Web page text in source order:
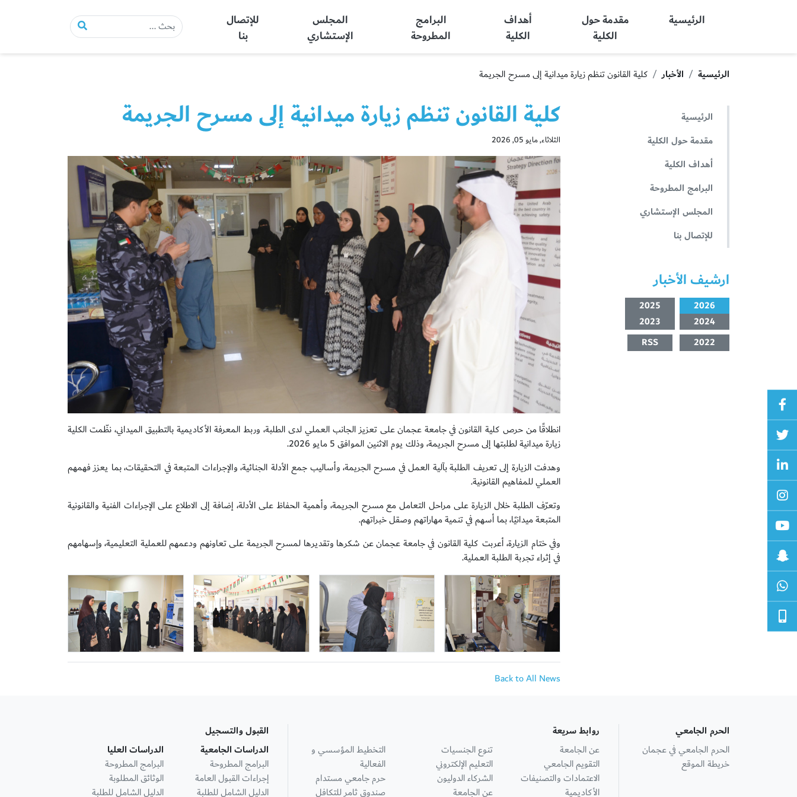
Ajman University
الرئيسية
مقدمة حول
الكلية
أهداف
الكلية
البرامج
المطروحة
المجلس
الإستشاري
للإتصال
بنا
الرئيسية الأخبار كلية القانون تنظم زيارة ميدانية إلى مسرح الجريمة
الرئيسية
مقدمة حول الكلية
أهداف الكلية
البرامج المطروحة
المجلس الإستشاري
للإتصال بنا
ارشيف الأخبار
2026
2025
2024
2023
2022
RSS
كلية القانون تنظم زيارة ميدانية إلى مسرح الجريمة
الثلاثاء, مايو 05, 2026
انطلاقًا من حرص كلية القانون في جامعة عجمان على تعزيز الجانب العملي لدى الطلبة، وربط المعرفة الأكاديمية بالتطبيق الميداني، نظّمت الكلية
زيارة ميدانية لطلبتها إلى مسرح الجريمة، وذلك يوم الاثنين الموافق 5 مايو 2026.
وهدفت الزيارة إلى تعريف الطلبة بآلية العمل في مسرح الجريمة، وأساليب جمع الأدلة الجنائية، والإجراءات المتبعة في التحقيقات، بما يعزز فهمهم
العملي للمفاهيم القانونية.
وتعرّف الطلبة خلال الزيارة على مراحل التعامل مع مسرح الجريمة، وأهمية الحفاظ على الأدلة، إضافة إلى الاطلاع على الإجراءات الفنية والقانونية
المتبعة ميدانيًا، بما أسهم في تنمية مهاراتهم وصقل خبراتهم.
وفي ختام الزيارة، أعربت كلية القانون في جامعة عجمان عن شكرها وتقديرها لمسرح الجريمة على تعاونهم ودعمهم للعملية التعليمية، وإسهامهم
في إثراء تجربة الطلبة العملية.
Back to All News
الحرم الجامعي
الحرم الجامعي في عجمان
خريطة الموقع
روابط سريعة
عن الجامعة
التقويم الجامعي
الاعتمادات والتصنيفات
الأكاديمية
تنوع الجنسيات
التعليم الإلكتروني
الشركاء الدوليون
عن الجامعة
التخطيط المؤسسي و
الفعالية
حرم جامعي مستدام
صندوق ثامر للتكافل
القبول والتسجيل
الدراسات الجامعية
البرامج المطروحة
إجراءات القبول العامة
الدليل الشامل للطلبة
الدراسات العليا
البرامج المطروحة
الوثائق المطلوبة
الدليل الشامل للطلبة